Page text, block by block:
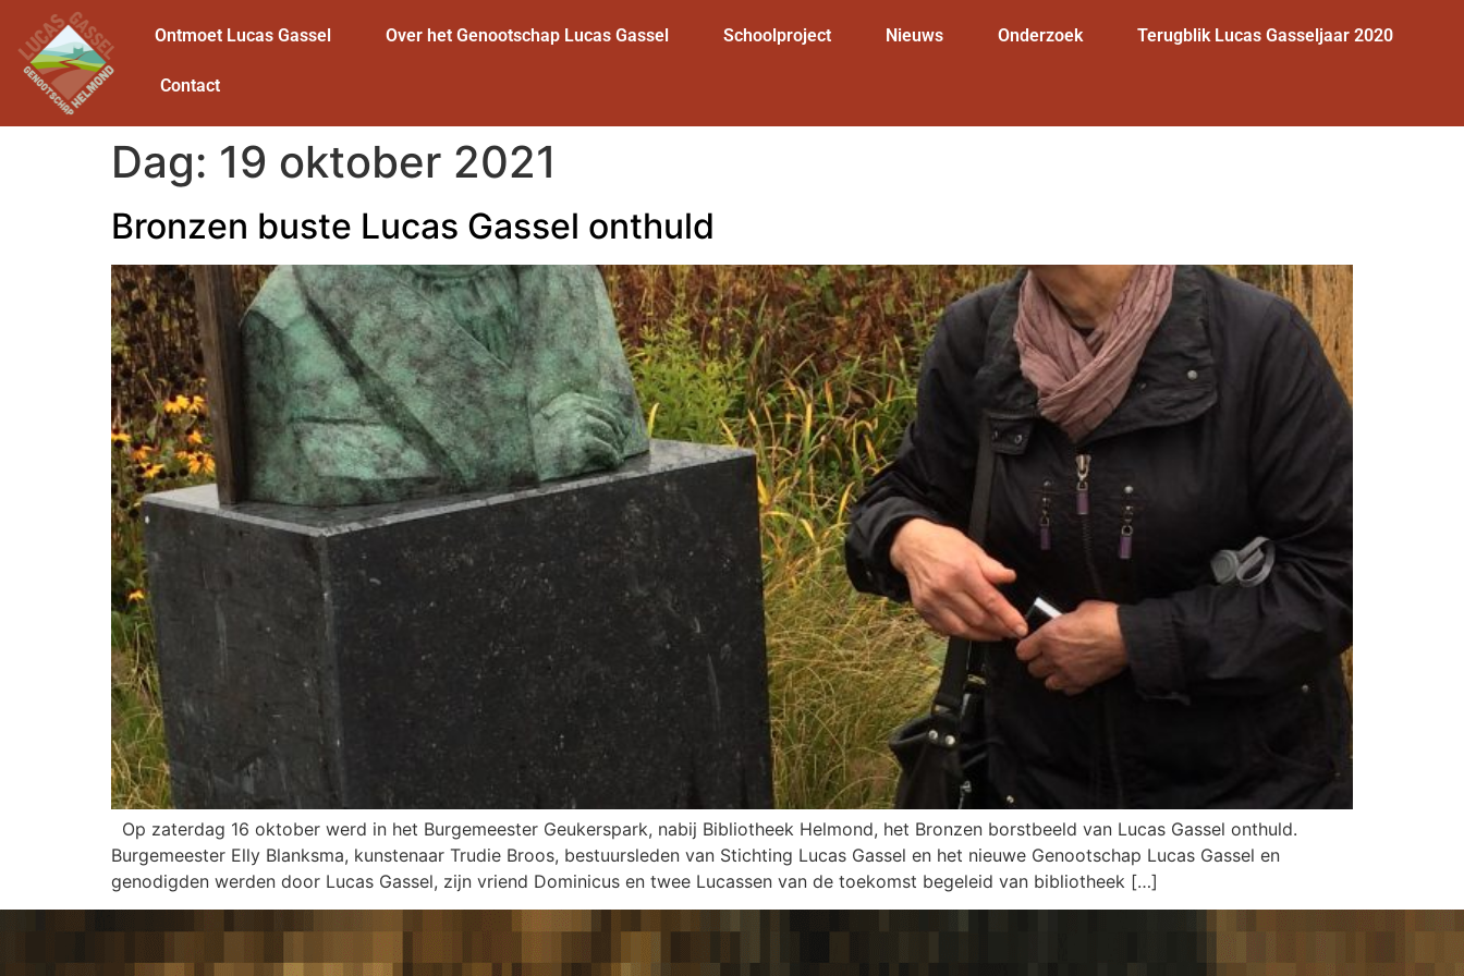
Ontmoet Lucas Gassel Over het Genootschap Lucas Gassel Schoolproject Nieuws Onderzoek Terugblik Lucas Gasseljaar 2020
Contact
Dag: 19 oktober 2021
Bronzen buste Lucas Gassel onthuld
Op zaterdag 16 oktober werd in het Burgemeester Geukerspark, nabij Bibliotheek Helmond, het Bronzen borstbeeld van Lucas Gassel onthuld.
Burgemeester Elly Blanksma, kunstenaar Trudie Broos, bestuursleden van Stichting Lucas Gassel en het nieuwe Genootschap Lucas Gassel en
genodigden werden door Lucas Gassel, zijn vriend Dominicus en twee Lucassen van de toekomst begeleid van bibliotheek […]